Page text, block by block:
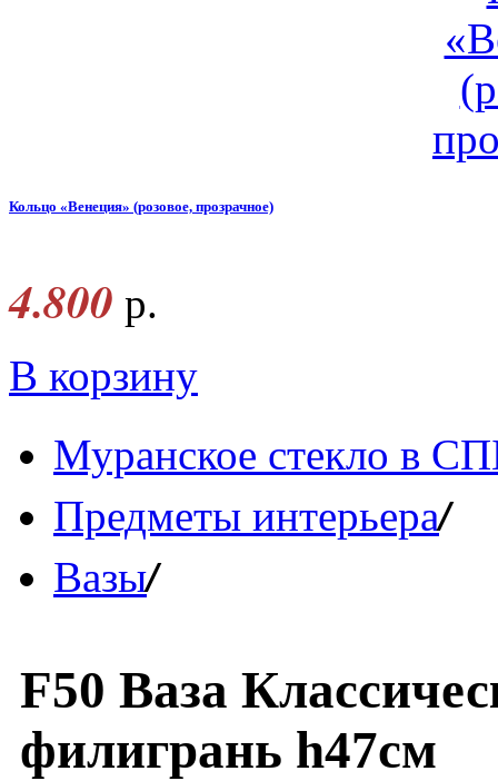
Кольцо «Венеция» (розовое, прозрачное)
4.800 р.
В корзину
Муранское стекло в
Предметы интерьера/
Вазы/
F50 Ваза
филигрань h47см